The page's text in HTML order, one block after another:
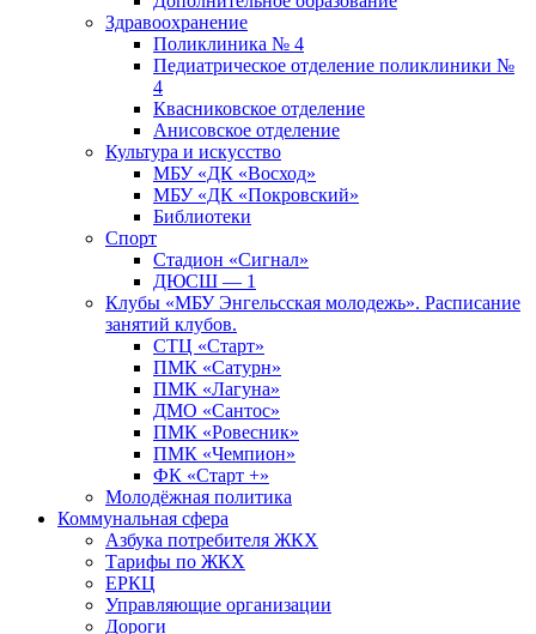
Здравоохранение
Поликлиника № 4
Педиатрическое отделение поликлиники №
4
Квасниковское отделение
Анисовское отделение
Культура и искусство
МБУ «ДК «Восход»
МБУ «ДК «Покровский»
Библиотеки
Спорт
Стадион «Сигнал»
ДЮСШ — 1
Клубы «МБУ Энгельсская молодежь». Расписание
занятий клубов.
СТЦ «Старт»
ПМК «Сатурн»
ПМК «Лагуна»
ДМО «Сантос»
ПМК «Ровесник»
ПМК «Чемпион»
ФК «Старт +»
Молодёжная политика
Коммунальная сфера
Азбука потребителя ЖКХ
Тарифы по ЖКХ
ЕРКЦ
Управляющие организации
Дороги